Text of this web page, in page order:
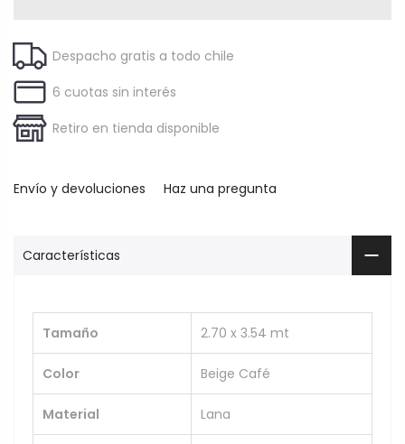
Despacho gratis a todo chile
6 cuotas sin interés
Retiro en tienda disponible
Envío y devoluciones Haz una pregunta
Características
Tamaño 2.70 x 3.54 mt
Color Beige Café
Material Lana